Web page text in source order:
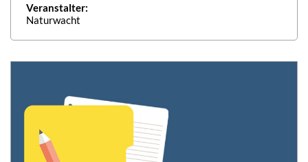
Veranstalter:
Naturwacht